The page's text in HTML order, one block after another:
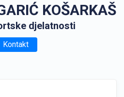
KOŠARKAŠ
djelatnosti
Kontakt